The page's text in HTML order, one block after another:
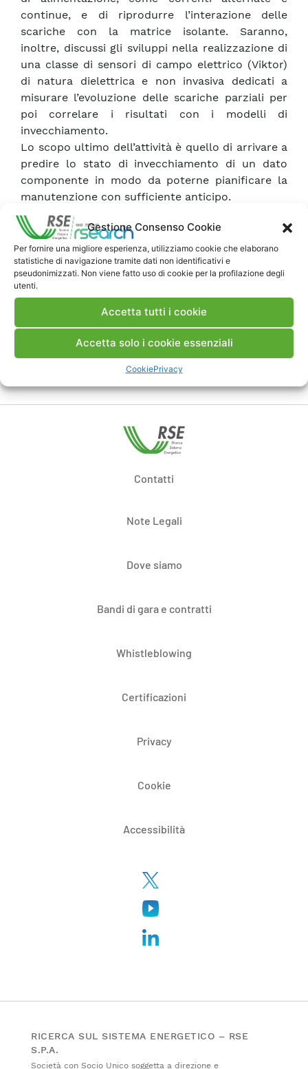
Gestione Consenso Cookie
Per fornire una migliore esperienza, utilizziamo cookie che elaborano
statistiche di navigazione tramite dati non identificativi e
pseudonimizzati. Non viene fatto uso di cookie per la profilazione degli
utenti.
Accetta tutti i cookie
Accetta solo i cookie essenziali
CookiePrivacy
continue, e di riprodurre l’interazione delle
scariche con la matrice isolante. Saranno,
inoltre, discussi gli sviluppi nella realizzazione di
una classe di sensori di campo elettrico (Viktor)
di natura dielettrica e non invasiva dedicati a
misurare l’evoluzione delle scariche parziali per
poi correlare i risultati con i modelli di
invecchiamento.
Lo scopo ultimo dell’attività è quello di arrivare a
predire lo stato di invecchiamento di un dato
componente in modo da poterne pianificare la
manutenzione con sufficiente anticipo.
Scarica Rapporto
Commenti
Pubblica un commento
Contatti
Note Legali
Dove siamo
Bandi di gara e contratti
Whistleblowing
Certificazioni
Privacy
Cookie
Accessibilità
RICERCA SUL SISTEMA ENERGETICO – RSE
S.P.A.
Società con Socio Unico soggetta a direzione e